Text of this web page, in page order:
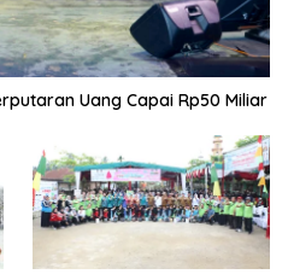
Uang Capai Rp50 Miliar